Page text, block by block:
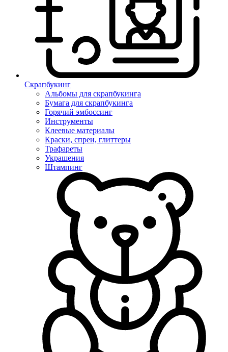
Скрапбукинг
Альбомы для скрапбукинга
Бумага для скрапбукинга
Горячий эмбоссинг
Инструменты
Клеевые материалы
Краски, спреи, глиттеры
Трафареты
Украшения
Штампинг